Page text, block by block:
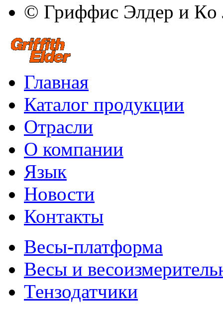
© Гриффис Элдер и
Главная
Каталог продукции
Отрасли
О компании
Язык
Новости
Контакты
Весы-платформа
Весы и
Тензодатчики